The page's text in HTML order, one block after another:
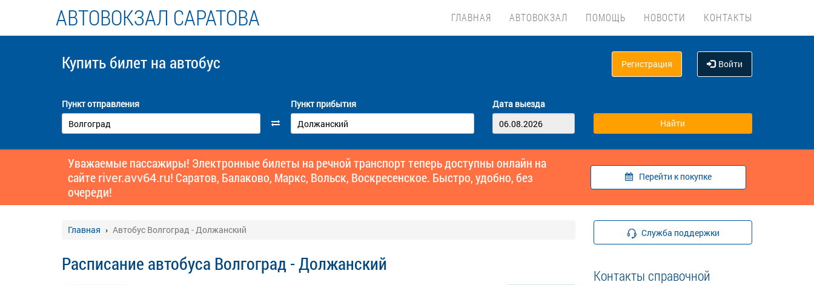
АВТОВОКЗАЛ САРАТОВА ГЛАВНАЯ АВТОВОКЗАЛ ПОМОЩЬ НОВОСТИ КОНТАКТЫ
Купить билет на автобус Регистрация Войти
Пункт отправления Пункт прибытия Дата выезда
Уважаемые пассажиры! Электронные билеты на речной транспорт теперь доступны онлайн на
сайтеriver.avv64.ru! Саратов, Балаково, Маркс, Вольск, Воскресенское. Быстро, удобно, без
очереди!
Перейти к покупке
Главная Автобус Волгоград - Должанский
Расписание автобуса Волгоград - Должанский
Служба поддержки
Контакты справочной